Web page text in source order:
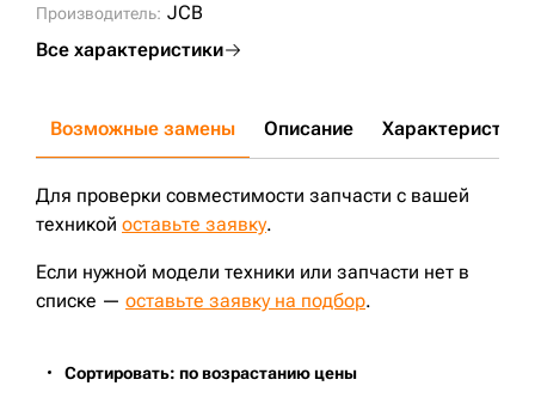
Производитель: JCB
Все характеристики
Возможные замены Описание Характеристики
Для проверки совместимости запчасти с вашей
техникой оставьте заявку.
Если нужной модели техники или запчасти нет в
списке — оставьте заявку на подбор.
Сортировать: по возрастанию цены